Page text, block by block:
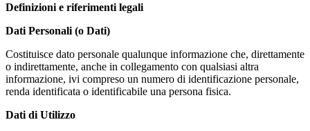
Definizioni e riferimenti legali
Dati Personali (o Dati)
Costituisce dato personale qualunque informazione che, direttamente
o indirettamente, anche in collegamento con qualsiasi altra
informazione, ivi compreso un numero di identificazione personale,
renda identificata o identificabile una persona fisica.
Dati di Utilizzo